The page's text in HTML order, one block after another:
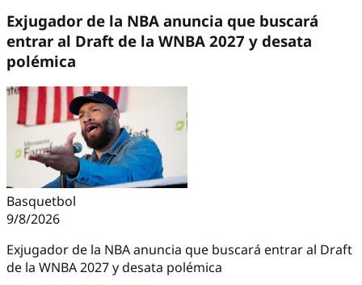
Exjugador de la NBA anuncia que buscará
entrar al Draft de la WNBA 2027 y desata
polémica
Basquetbol
9/8/2026
Exjugador de la NBA anuncia que buscará entrar al Draft
de la WNBA 2027 y desata polémica